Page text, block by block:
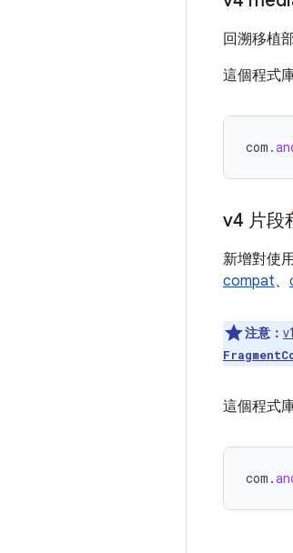
回溯移植
這個程式
com .
v4 片段
新增對使
compat、
注意：
這個程式
com .